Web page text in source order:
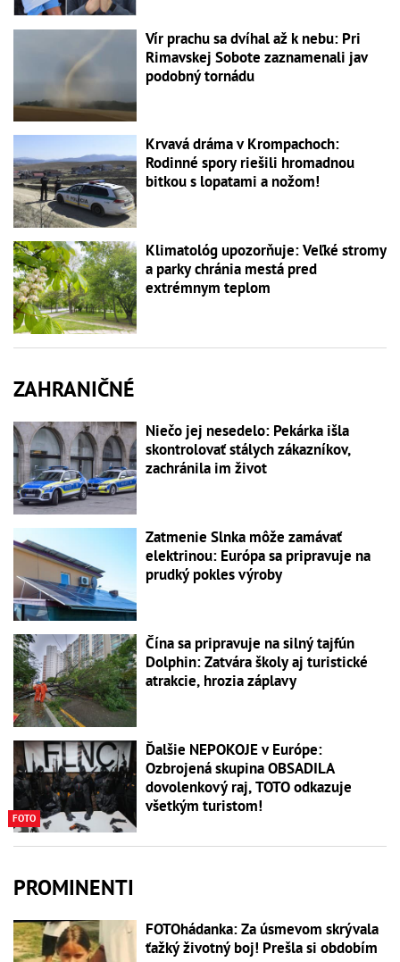
Vír prachu sa dvíhal až k nebu: Pri
Rimavskej Sobote zaznamenali jav
podobný tornádu
Krvavá dráma v Krompachoch:
Rodinné spory riešili hromadnou
bitkou s lopatami a nožom!
Klimatológ upozorňuje: Veľké stromy
a parky chránia mestá pred
extrémnym teplom
ZAHRANIČNÉ
Niečo jej nesedelo: Pekárka išla
skontrolovať stálych zákazníkov,
zachránila im život
Zatmenie Slnka môže zamávať
elektrinou: Európa sa pripravuje na
prudký pokles výroby
Čína sa pripravuje na silný tajfún
Dolphin: Zatvára školy aj turistické
atrakcie, hrozia záplavy
FOTO
Ďalšie NEPOKOJE v Európe:
Ozbrojená skupina OBSADILA
dovolenkový raj, TOTO odkazuje
všetkým turistom!
PROMINENTI
FOTOhádanka: Za úsmevom skrývala
ťažký životný boj! Prešla si obdobím